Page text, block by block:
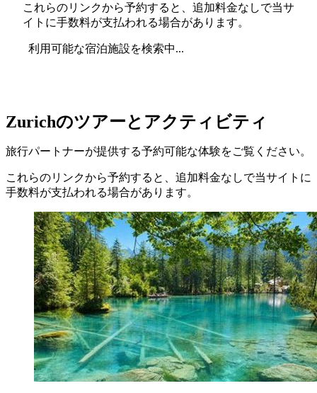
これらのリンクから予約すると、追加料金なしで当サ
イトに手数料が支払われる場合があります。
利用可能な宿泊施設を検索中...
Zurichのツアーとアクティビティ
旅行パートナーが提供する予約可能な体験をご覧ください。
これらのリンクから予約すると、追加料金なしで当サイトに
手数料が支払われる場合があります。